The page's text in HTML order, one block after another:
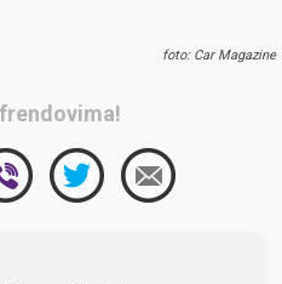
foto: Car Magazine